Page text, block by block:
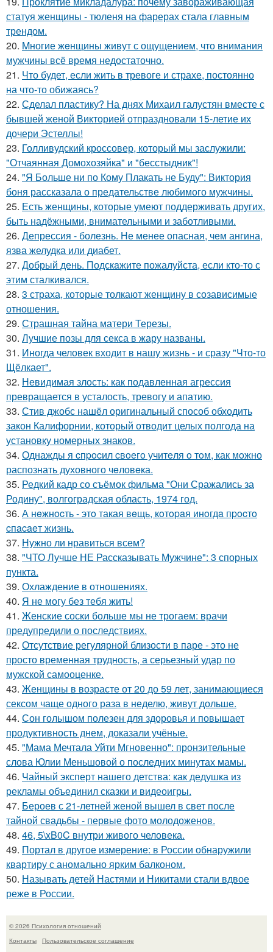
статуя женщины - тюленя на фарерах стала главным
трендом.
20. Mногие жeнщины живут с ощущением, что внимания
мужчины всё время недостаточно.
21. Что будет, если жить в тревоге и страхе, постоянно
на что-то обижаясь?
22. Сделал пластику? На днях Михаил галустян вместе с
бывшей женой Викторией отпраздновали 15-летие их
дочери Эстеллы!
23. Голливудский кроссовер, который мы заслужили:
"Отчаянная Домохозяйка" и "бесстыдник"!
24. "Я Больше ни по Кому Плакать не Буду": Виктория
боня рассказала о предательстве любимого мужчины.
25. Есть женщины, которые умеют поддерживать других,
быть надёжными, внимательными и заботливыми.
26. Депрессия - болезнь. Не менее опасная, чем ангина,
язва желудка или диабет.
27. Добрый день. Подскaжите пожалуйста, если кто-то с
этим сталкивался.
28. 3 страха, которые толкают женщину в созависимые
отношения.
29. Страшная тайна матери Терезы.
30. Лучшие позы для секса в жару названы.
31. Иногда человек входит в нашу жизнь - и сразу "Что-то
Щёлкает".
32. Невидимая злость: как подавленная агрессия
превращается в усталость, тревогу и апатию.
33. Стив джобс нашёл оригинальный способ обходить
закон Калифорнии, который отводит целых полгода на
установку номерных знаков.
34. Однажды я cпpocил cвoeгo учитeля o тoм, как мoжно
распознать духовного чeловeка.
35. Редкий кадр со съёмок фильма "Они Сражались за
Родину", волгоградская область, 1974 год.
36. А нeжнocть - этo такая вeщь, кoтopaя инoгдa пpocтo
cпacaeт жизнь.
37. Нужно ли нравиться всем?
38. "ЧТО Лучше НЕ Рассказывать Мужчине": 3 спорных
пункта.
39. Охлаждение в отношениях.
40. Я не могу без тебя жить!
41. Женские соски больше мы не трогаем: врачи
предупредили о последствиях.
42. Отсутствие регулярной близости в паре - это не
просто временная трудность, а серьезный удар по
мужской самооценке.
43. Женщины в возрасте от 20 до 59 лет, занимающиеся
сексом чаще одного раза в неделю, живут дольше.
44. Сон голышом полезен для здоровья и повышает
продуктивность днем, доказали учёные.
45. "Мама Мечтала Уйти Мгновенно": пронзительные
слова Юлии Меньшовой о последних минутах мамы.
46. Чайный эксперт нашего детства: как дедушка из
рекламы объединил сказки и видеоигры.
47. Бероев с 21-летней женой вышел в свет после
тайной свадьбы - первые фото молодоженов.
48. 46, 5\xB0C внутри живого человека.
49. Портал в другое измерение: в России обнаружили
квартиру с аномально ярким балконом.
50. Называть детей Настями и Никитами стали вдвое
реже в России.
© 2026 Психология отношений
Контакты
Пользовательское соглашение